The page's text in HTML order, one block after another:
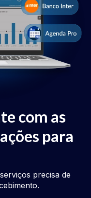
com as
para
precisa de